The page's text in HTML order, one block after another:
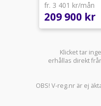
fr. 3 401 kr/mån
209 900 kr
Klicket tar
erhållas direkt
OBS! V-reg.nr är ej